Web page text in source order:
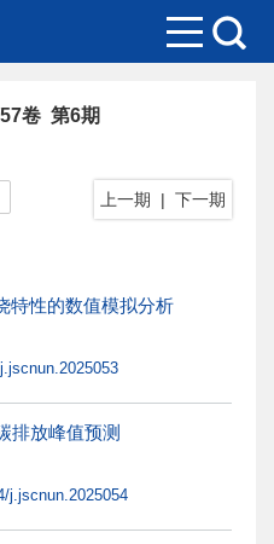
卷 第6期
上一期 | 下一期
特性的数值模拟分析
排放峰值预测
j.jscnun.2025054